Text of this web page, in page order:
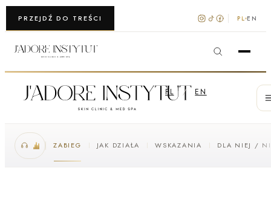
PRZEJDŹ DO TREŚCI
WARSZAWA · KRAKÓW PL EN
PL / EN
ZABIEG JAK DZIAŁA WSKAZANIA DLA NIEJ /